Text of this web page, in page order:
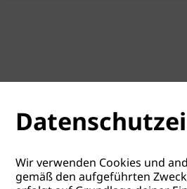
Wir verwenden Cookies und
gemäß den aufgeführten